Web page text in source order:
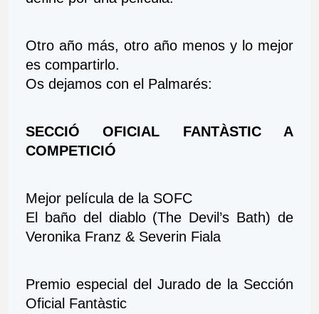
Otro año más, otro año menos y lo mejor
es compartirlo.
Os dejamos con el Palmarés:
SECCIÓ OFICIAL FANTÀSTIC A
COMPETICIÓ
Mejor película de la SOFC
El baño del diablo (The Devil’s Bath) de
Veronika Franz & Severin Fiala
Premio especial del Jurado de la Sección
Oficial Fantàstic